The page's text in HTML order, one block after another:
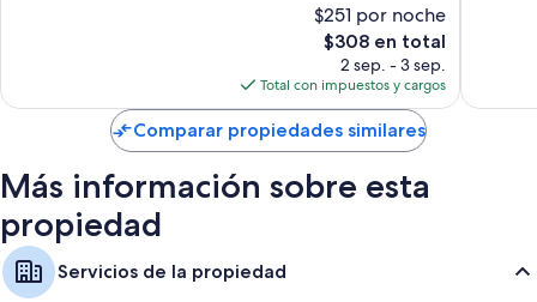
$251 por noche
El
precio
actual
es
de
$308
$308 en total
2 sep. - 3 sep.
Total con impuestos y cargos
Comparar propiedades similares
Más información sobre esta
propiedad
Servicios de la propiedad